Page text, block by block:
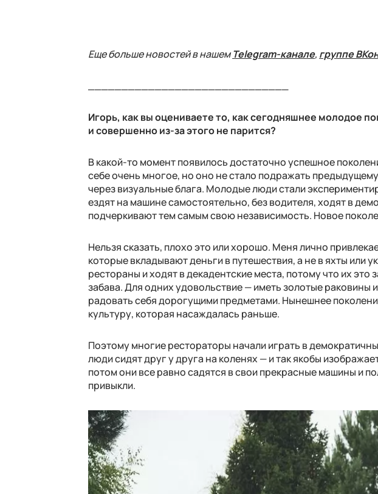
Еще больше новостей в нашемTelegram-канале, группе
Игорь, как вы оцениваете то, как сегодняшнее молодое
и совершенно из-за этого не парится?
В какой-то момент появилось достаточно успешное
себе очень многое, но оно не стало подражать
через визуальные блага. Молодые люди стали
ездят на машине самостоятельно, без водителя, ходят в
подчеркивают тем самым свою независимость. Новое
Нельзя сказать, плохо это или хорошо. Меня лично
которые вкладывают деньги в путешествия, а не в яхты или
рестораны и ходят в декадентские места, потому что их это
забава. Для одних удовольствие — иметь золотые раковины
радовать себя дорогущими предметами. Нынешнее
культуру, которая насаждалась раньше.
Поэтому многие рестораторы начали играть в
люди сидят друг у друга на коленях — и так якобы
потом они все равно садятся в свои прекрасные машины и
привыкли.